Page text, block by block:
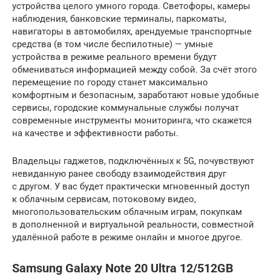
устройства целого умного города. Светофоры, камеры
наблюдения, банковские терминалы, паркоматы,
навигаторы в автомобилях, арендуемые транспортные
средства (в том числе беспилотные) — умные
устройства в режиме реального времени будут
обмениваться информацией между собой. За счёт этого
перемещение по городу станет максимально
комфортным и безопасным, заработают новые удобные
сервисы, городские коммунальные службы получат
современные инструменты мониторинга, что скажется
на качестве и эффективности работы.
Владельцы гаджетов, подключённых к 5G, почувствуют
невиданную ранее свободу взаимодействия друг
с другом. У вас будет практически мгновенный доступ
к облачным сервисам, потоковому видео,
многопользовательским облачным играм, покупкам
в дополненной и виртуальной реальности, совместной
удалённой работе в режиме онлайн и многое другое.
Samsung Galaxy Note 20 Ultra 12/512GB